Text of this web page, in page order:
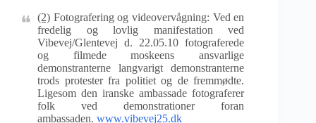
(2) Fotografering og videovervågning: Ved en
fredelig og lovlig manifestation ved
Vibevej/Glentevej d. 22.05.10 fotograferede
og filmede moskeens ansvarlige
demonstranterne langvarigt demonstranterne
trods protester fra politiet og de fremmødte.
Ligesom den iranske ambassade fotograferer
folk ved demonstrationer foran
ambassaden. www.vibevej25.dk